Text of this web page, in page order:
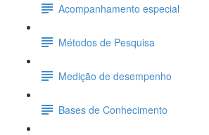
Acompanhamento especial
Métodos de Pesquisa
Medição de desempenho
Bases de Conhecimento